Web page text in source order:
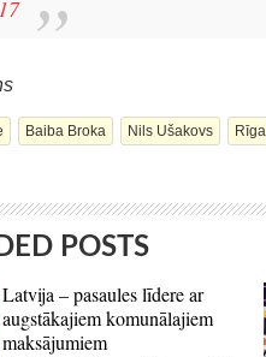
Baiba Broka Nils Ušakovs Rīga
POSTS
Latvija – pasaules līdere ar
augstākajiem komunālajiem
maksājumiem